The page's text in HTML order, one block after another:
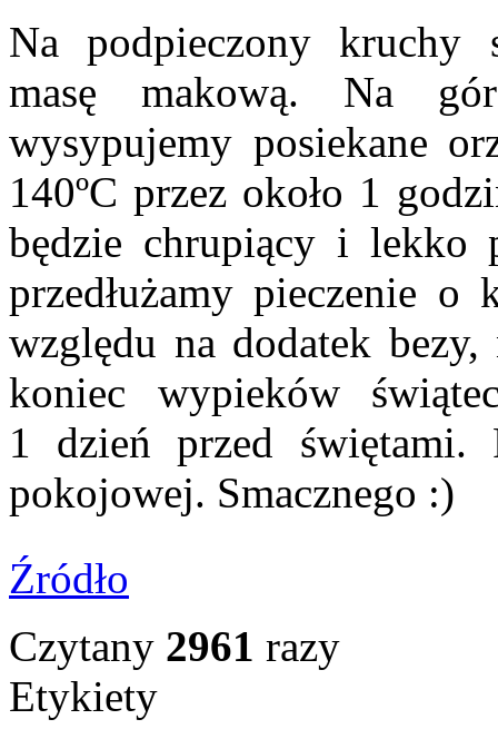
Na podpieczony kruchy
masę makową. Na
wysypujemy posiekane
140ºC przez około 1
będzie chrupiący i lekko
przedłużamy pieczenie
względu na dodatek
koniec wypieków
1 dzień przed świętami.
pokojowej. Smacznego :)
Źródło
Czytany 2961 razy
Etykiety